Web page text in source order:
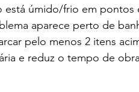
está úmido/frio em pontos
aparece perto de
pelo menos 2 itens
e reduz o tempo de